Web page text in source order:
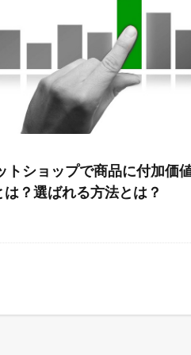
トショップで商品に付加価
？選ばれる方法とは？